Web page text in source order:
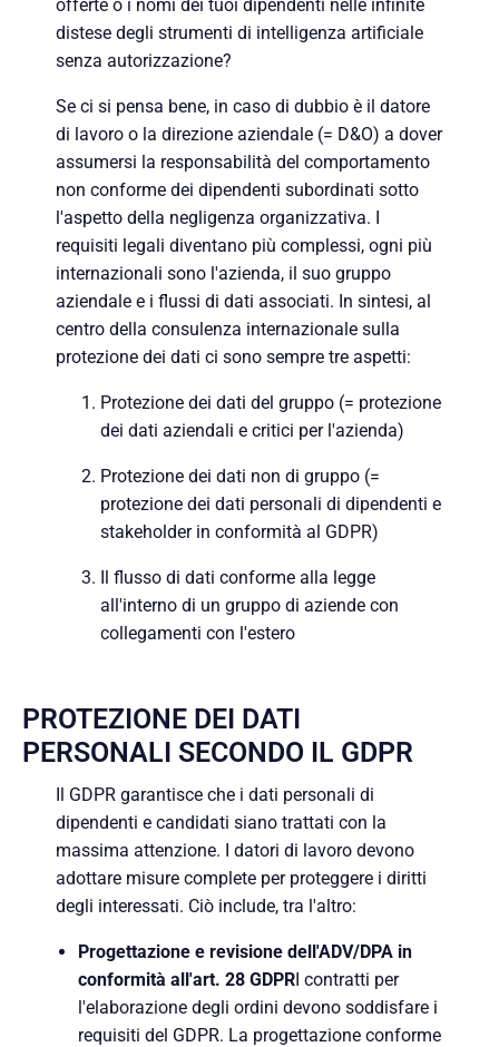
offerte o i nomi dei tuoi dipendenti nelle infinite
distese degli strumenti di intelligenza artificiale
senza autorizzazione?
Se ci si pensa bene, in caso di dubbio è il datore
di lavoro o la direzione aziendale (= D&O) a dover
assumersi la responsabilità del comportamento
non conforme dei dipendenti subordinati sotto
l'aspetto della negligenza organizzativa. I
requisiti legali diventano più complessi, ogni più
internazionali sono l'azienda, il suo gruppo
aziendale e i flussi di dati associati. In sintesi, al
centro della consulenza internazionale sulla
protezione dei dati ci sono sempre tre aspetti:
Protezione dei dati del gruppo (= protezione
dei dati aziendali e critici per l'azienda)
Protezione dei dati non di gruppo (=
protezione dei dati personali di dipendenti e
stakeholder in conformità al GDPR)
Il flusso di dati conforme alla legge
all'interno di un gruppo di aziende con
collegamenti con l'estero
PROTEZIONE DEI DATI
PERSONALI SECONDO IL GDPR
Il GDPR garantisce che i dati personali di
dipendenti e candidati siano trattati con la
massima attenzione. I datori di lavoro devono
adottare misure complete per proteggere i diritti
degli interessati. Ciò include, tra l'altro:
Progettazione e revisione dell'ADV/DPA in
conformità all'art. 28 GDPRI contratti per
l'elaborazione degli ordini devono soddisfare i
requisiti del GDPR. La progettazione conforme